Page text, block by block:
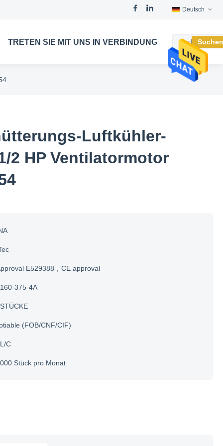
Deutsch
TRETEN SIE MIT UNS IN VERBINDUNG
Luftkühler-
2 HP Ventilatormotor
E529388，CE approval
375-4A
(FOB/CNF/CIF)
C
Stück pro Monat